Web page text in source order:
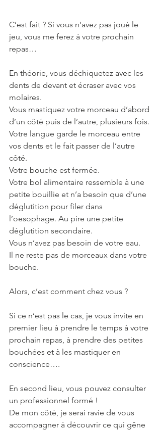
C’est fait ? Si vous n’avez pas joué le
jeu, vous me ferez à votre prochain
repas…
En théorie, vous déchiquetez avec les
dents de devant et écraser avec vos
molaires.
Vous mastiquez votre morceau d’abord
d’un côté puis de l’autre, plusieurs fois.
Votre langue garde le morceau entre
vos dents et le fait passer de l’autre
côté.
Votre bouche est fermée.
Votre bol alimentaire ressemble à une
petite bouillie et n’a besoin que d’une
déglutition pour filer dans
l’oesophage. Au pire une petite
déglutition secondaire.
Vous n’avez pas besoin de votre eau.
Il ne reste pas de morceaux dans votre
bouche.
Alors, c’est comment chez vous ?
Si ce n’est pas le cas, je vous invite en
premier lieu à prendre le temps à votre
prochain repas, à prendre des petites
bouchées et à les mastiquer en
conscience….
En second lieu, vous pouvez consulter
un professionnel formé !
De mon côté, je serai ravie de vous
accompagner à découvrir ce qui gêne